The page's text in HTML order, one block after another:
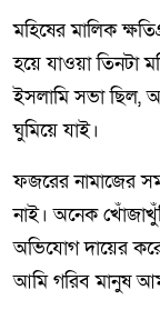
মহিষের মালিক
হয়ে যাওয়া তিনটা
ইসলামি সভা ছিল,
ঘুমিয়ে যাই।
ফজরের নামাজের
নাই। অনেক
অভিযোগ দায়ের
আমি গরিব মানুষ